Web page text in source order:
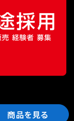
商品を見る